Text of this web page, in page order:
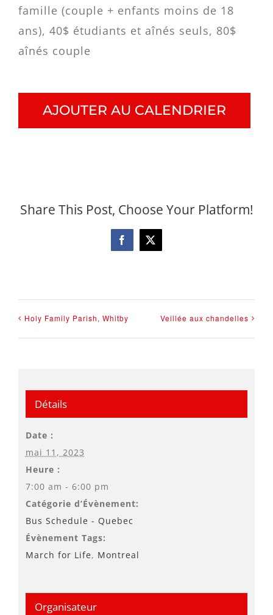
famille (couple + enfants moins de 18
ans), 40$ étudiants et aînés seuls, 80$
aînés couple
AJOUTER AU CALENDRIER
Share This Post, Choose Your Platform!
Facebook
X
Holy Family Parish, Whitby Veillée aux chandelles
Détails
Date :
mai 11, 2023
Heure :
7:00 am - 6:00 pm
Catégorie d’Évènement:
Bus Schedule - Quebec
Évènement Tags:
March for Life, Montreal
Organisateur